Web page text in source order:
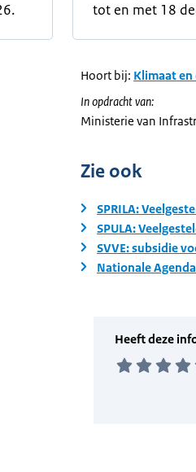
tot en met 18
Hoort bij: Klimaat en
In opdracht van:
Ministerie van
Zie ook
SPRILA:
SPULA:
SVVE: subsidie
Nationale